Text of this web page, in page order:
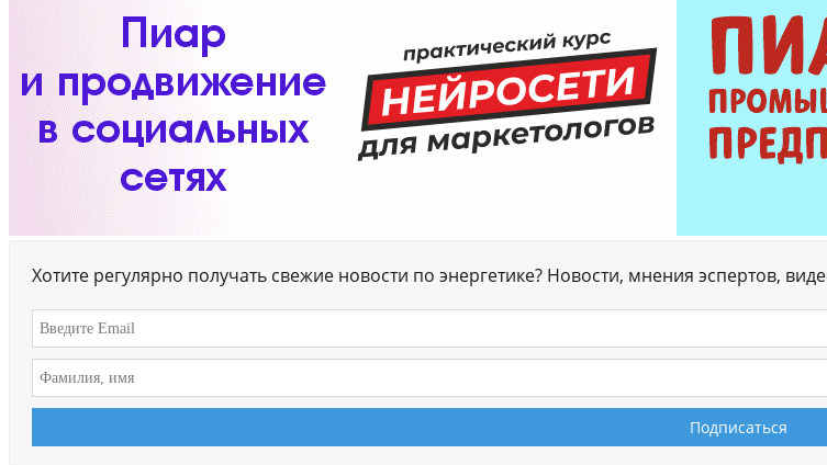
Хотите регулярно получать свежие новости по энергетике? Новости, мнения эспертов,